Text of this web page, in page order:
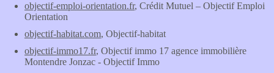
objectif-emploi-orientation.fr, Crédit Mutuel – Objectif Emploi
Orientation
objectif-habitat.com, Objectif-habitat
objectif-immo17.fr, Objectif immo 17 agence immobilière
Montendre Jonzac - Objectif Immo